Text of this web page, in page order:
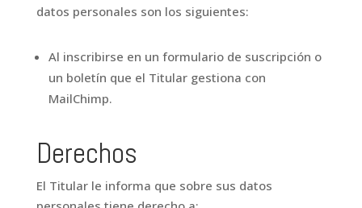
datos personales son los siguientes:
Al inscribirse en un formulario de suscripción o
un boletín que el Titular gestiona con
MailChimp.
Derechos
El Titular le informa que sobre sus datos